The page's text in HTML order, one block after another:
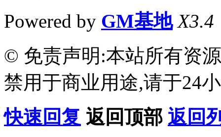
Powered by GM基地 X3.4
© 免责声明:本站所有资
禁用于商业用途,请于24
快速回复 返回顶部 返回